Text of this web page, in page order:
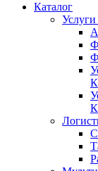
Каталог